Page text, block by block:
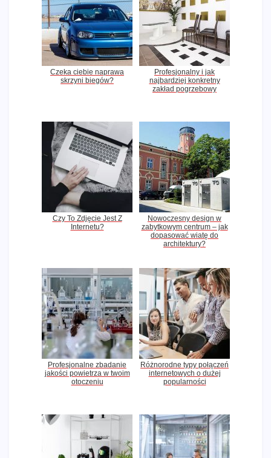
Czeka ciebie naprawa
skrzyni biegów?
Profesjonalny i jak
najbardziej konkretny
zakład pogrzebowy
Czy To Zdjęcie Jest Z
Internetu?
Nowoczesny design w
zabytkowym centrum – jak
dopasować wiatę do
architektury?
Profesjonalne zbadanie
jakości powietrza w twoim
otoczeniu
Różnorodne typy połączeń
internetowych o dużej
popularności